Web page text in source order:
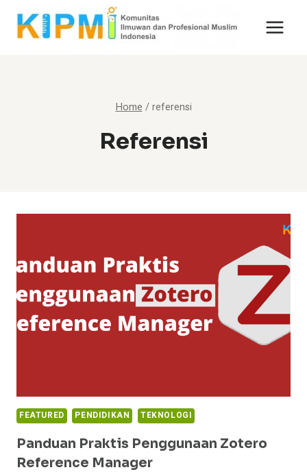
Skip
Home / referensi
Referensi
FEATURED PENDIDIKAN TEKNOLOGI
Panduan Praktis Penggunaan Zotero
Reference Manager